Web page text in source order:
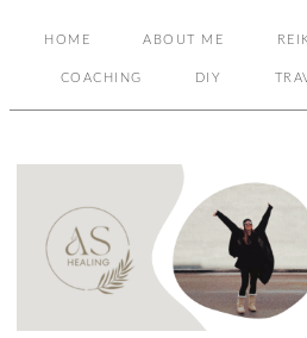
HOME ABOUT ME
COACHING DIY